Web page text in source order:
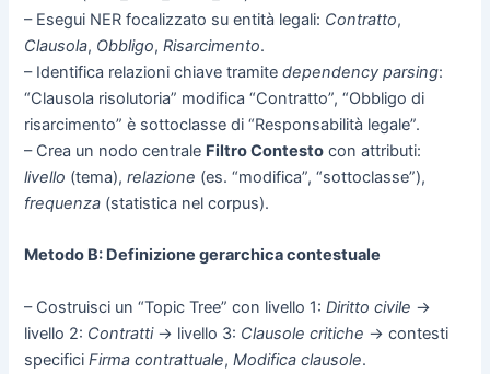
– Esegui NER focalizzato su entità legali: Contratto,
Clausola, Obbligo,Risarcimento.
– Identifica relazioni chiave tramitedependency parsing:
“Clausola risolutoria” modifica “Contratto”, “Obbligo di
risarcimento” è sottoclasse di “Responsabilità legale”.
– Crea un nodo centrale Filtro Contesto con attributi:
livello (tema),relazione (es. “modifica”, “sottoclasse”),
frequenza (statistica nel corpus).
Metodo B: Definizione gerarchica contestuale
– Costruisci un “Topic Tree” con livello 1:Diritto civile →
livello 2: Contratti→ livello 3: Clausole critiche → contesti
specificiFirma contrattuale,Modifica clausole.